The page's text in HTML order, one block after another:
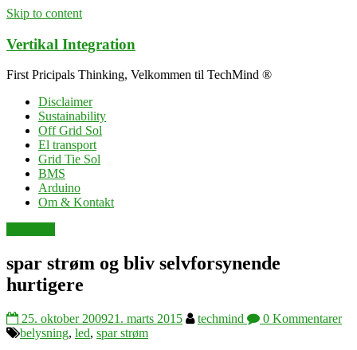
Skip to content
Vertikal Integration
First Pricipals Thinking, Velkommen til TechMind ®
Disclaimer
Sustainability
Off Grid Sol
El transport
Grid Tie Sol
BMS
Arduino
Om & Kontakt
spar strøm og bliv selvforsynende
hurtigere
25. oktober 200921. marts 2015 techmind
0 Kommentarer
belysning, led, spar strøm